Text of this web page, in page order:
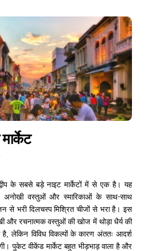
के सबसे बड़े नाइट मार्केटों में से एक है। यह
अनोखी वस्तुओं और स्मारिकाओं के साथ-साथ
से भरी दिलचस्प मिश्रित चीजों से भरा है। इस
और रचनात्मक वस्तुओं की खोज में थोड़ा धैर्य की
लेकिन विविध विकल्पों के कारण अंततः आदर्श
पुकेट वीकेंड मार्केट बहुत भीड़भाड़ वाला है और